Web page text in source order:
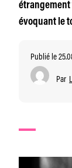
étrangement
évoquant le
Publié le
Par